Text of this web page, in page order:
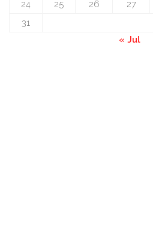
24 25 26 27
31
« Jul